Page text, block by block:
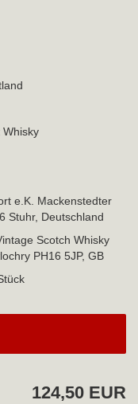
Whisky
e.K. Mackenstedter
Stuhr, Deutschland
Scotch Whisky
PH16 5JP, GB
124,50 EUR